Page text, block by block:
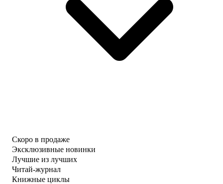
Скоро в продаже
Эксклюзивные новинки
Лучшие из лучших
Читай-журнал
Книжные циклы